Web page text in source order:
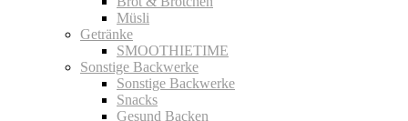
Müsli
Getränke
SMOOTHIETIME
Sonstige Backwerke
Sonstige Backwerke
Snacks
Gesund Backen